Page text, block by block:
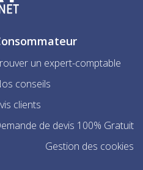
un expert-comptable
conseils
clients
de devis 100% Gratuit
Gestion des cookies